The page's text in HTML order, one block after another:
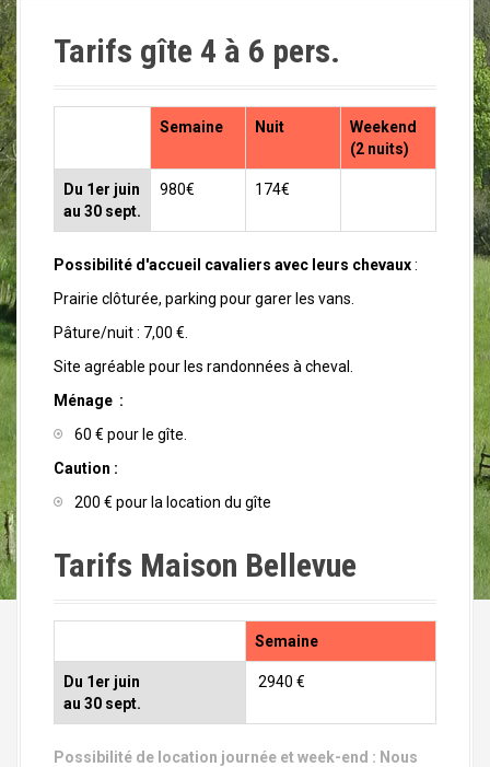
Tarifs gîte 4 à 6 pers.
Semaine Nuit
Weekend
(2 nuits)
Du 1er juin
au 30 sept.
980€ 174€
Possibilité d'accueil cavaliers avec leurs chevaux:
Prairie clôturée, parking pour garer les vans.
Pâture/nuit : 7,00 €.
Site agréable pour les randonnées à cheval.
Ménage :
60 € pour le gîte.
Caution :
200 € pour la location du gîte
Tarifs Maison Bellevue
Semaine
Du 1er juin
au 30 sept.
2940 €
Possibilité de location journée et week-end : Nous